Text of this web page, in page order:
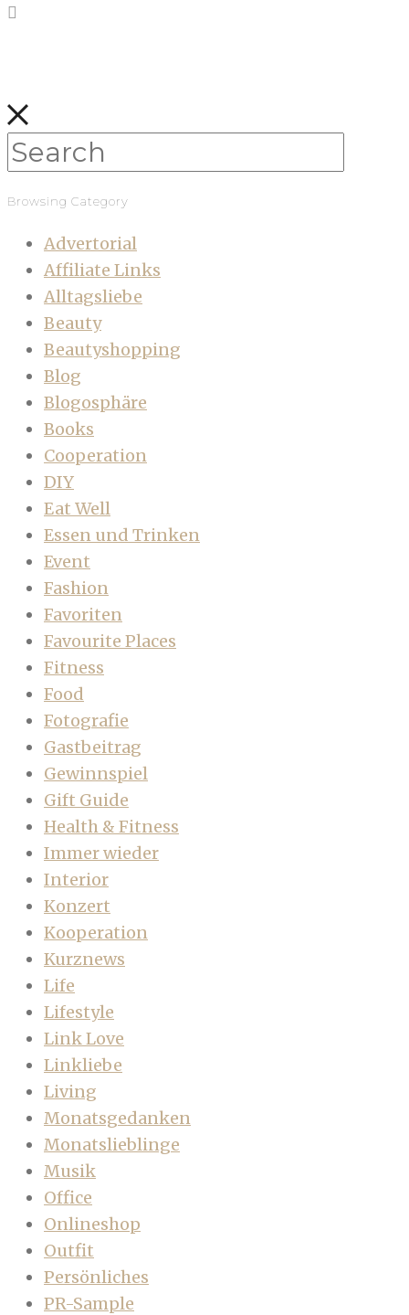
Browsing Category
Advertorial
Affiliate Links
Alltagsliebe
Beauty
Beautyshopping
Blog
Blogosphäre
Books
Cooperation
DIY
Eat Well
Essen und Trinken
Event
Fashion
Favoriten
Favourite Places
Fitness
Food
Fotografie
Gastbeitrag
Gewinnspiel
Gift Guide
Health & Fitness
Immer wieder
Interior
Konzert
Kooperation
Kurznews
Life
Lifestyle
Link Love
Linkliebe
Living
Monatsgedanken
Monatslieblinge
Musik
Office
Onlineshop
Outfit
Persönliches
PR-Sample